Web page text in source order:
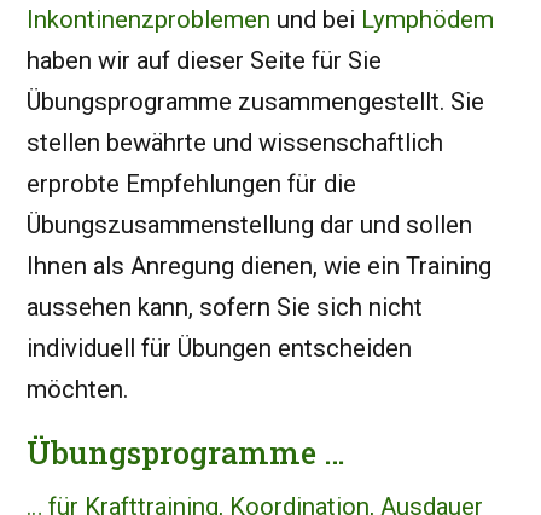
Inkontinenzproblemen und bei Lymphödem
haben wir auf dieser Seite für Sie
Übungsprogramme zusammengestellt. Sie
stellen bewährte und wissenschaftlich
erprobte Empfehlungen für die
Übungszusammenstellung dar und sollen
Ihnen als Anregung dienen, wie ein Training
aussehen kann, sofern Sie sich nicht
individuell für Übungen entscheiden
möchten.
Übungsprogramme …
… für Krafttraining, Koordination, Ausdauer